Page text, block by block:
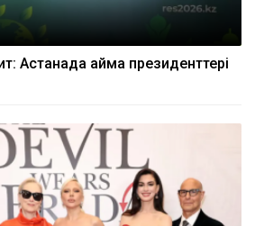
Астанада аймақ президенттері